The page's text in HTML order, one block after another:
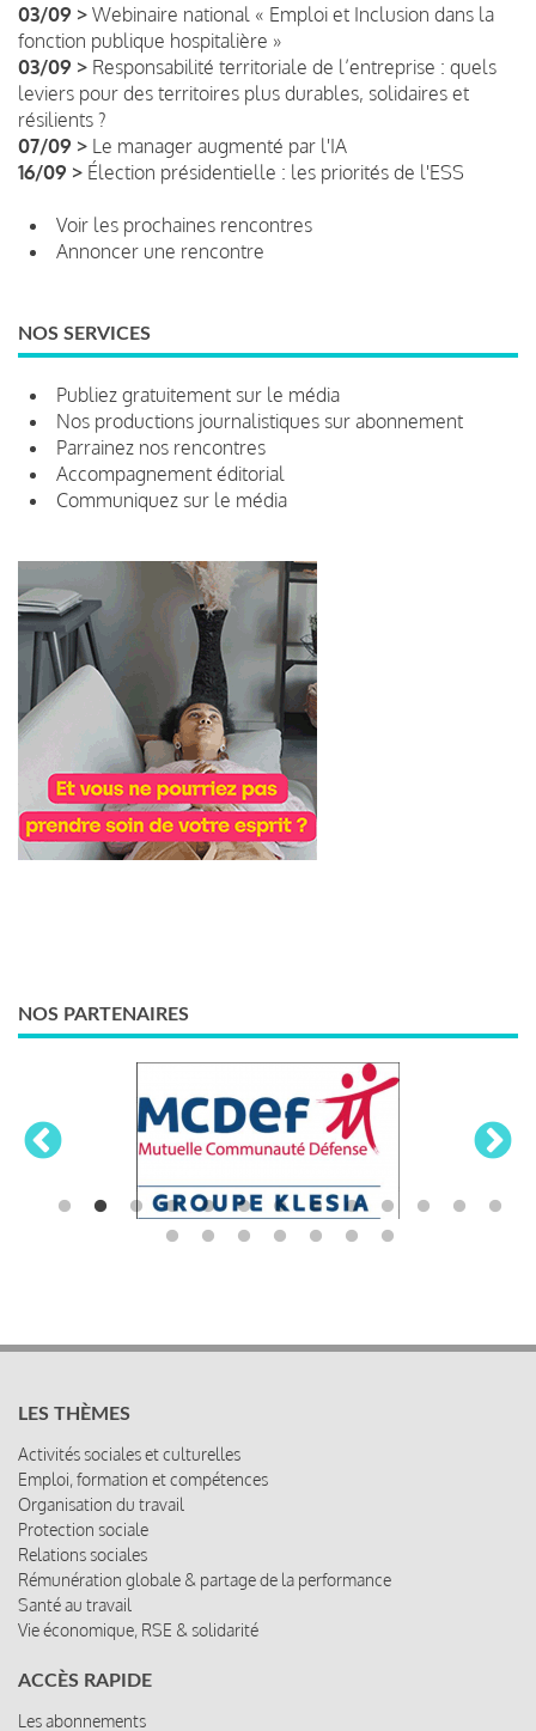
03/09 > Webinaire national « Emploi et Inclusion dans la
fonction publique hospitalière »
03/09 > Responsabilité territoriale de l’entreprise : quels
leviers pour des territoires plus durables, solidaires et
résilients ?
07/09 > Le manager augmenté par l'IA
16/09 > Élection présidentielle : les priorités de l'ESS
Voir les prochaines rencontres
Annoncer une rencontre
NOS SERVICES
Publiez gratuitement sur le média
Nos productions journalistiques sur abonnement
Parrainez nos rencontres
Accompagnement éditorial
Communiquez sur le média
NOS PARTENAIRES
LES THÈMES
Activités sociales et culturelles
Emploi, formation et compétences
Organisation du travail
Protection sociale
Relations sociales
Rémunération globale & partage de la performance
Santé au travail
Vie économique, RSE & solidarité
ACCÈS RAPIDE
Les abonnements